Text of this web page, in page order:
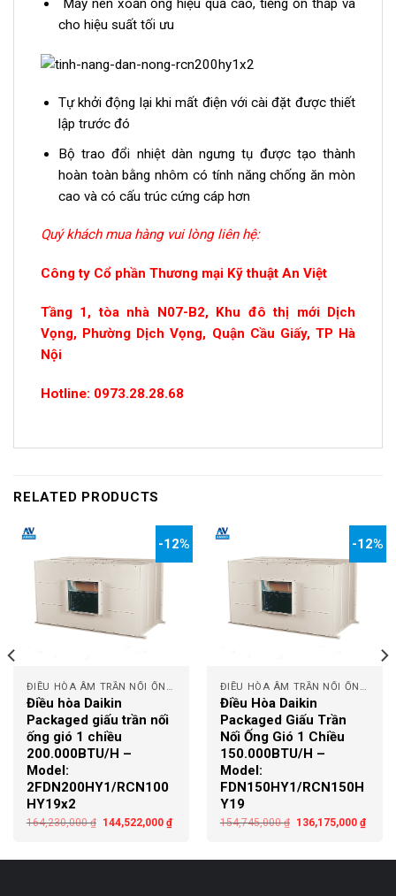
Máy nén xoắn ống hiệu quả cao, tiếng ồn thấp và
cho hiệu suất tối ưu
Tự khởi động lại khi mất điện với cài đặt được thiết
lập trước đó
Bộ trao đổi nhiệt dàn ngưng tụ được tạo thành
hoàn toàn bằng nhôm có tính năng chống ăn mòn
cao và có cấu trúc cứng cáp hơn
Quý khách mua hàng vui lòng liên hệ:
Công ty Cổ phần Thương mại Kỹ thuật An Việt
Tầng 1, tòa nhà N07-B2, Khu đô thị mới Dịch
Vọng, Phường Dịch Vọng, Quận Cầu Giấy, TP Hà
Nội
Hotline: 0973.28.28.68
RELATED PRODUCTS
-12%
Điều hòa Daikin
Packaged giấu trần nối
ống gió 1 chiều
200.000BTU/H –
Model:
2FDN200HY1/RCN100
HY19x2
164,230,000₫ 144,522,000₫
-12%
Điều Hòa Daikin
Packaged Giấu Trần
Nối Ống Gió 1 Chiều
150.000BTU/H –
Model:
FDN150HY1/RCN150H
Y19
154,745,000₫ 136,175,000₫